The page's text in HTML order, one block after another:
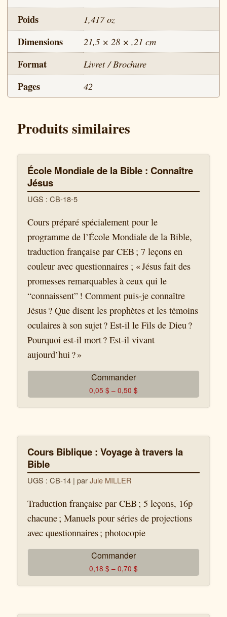
Poids 1,417 oz
Dimensions 21,5 × 28 × ,21 cm
Format Livret / Brochure
Pages 42
Produits similaires
École Mondiale de la Bible : Connaître
Jésus
UGS : CB-18-5
Cours préparé spécialement pour le
programme de l’École Mondiale de la Bible,
traduction française par CEB ; 7 leçons en
couleur avec questionnaires ; « Jésus fait des
promesses remarquables à ceux qui le
“connaissent” ! Comment puis-je connaître
Jésus ? Que disent les prophètes et les témoins
oculaires à son sujet ? Est-il le Fils de Dieu ?
Pourquoi est-il mort ? Est-il vivant
aujourd’hui ? »
Commander
0,05 $ – 0,50 $
Cours Biblique : Voyage à travers la
Bible
UGS : CB-14 | parJule MILLER
Traduction française par CEB ; 5 leçons, 16p
chacune ; Manuels pour séries de projections
avec questionnaires ; photocopie
Commander
0,18 $ – 0,70 $